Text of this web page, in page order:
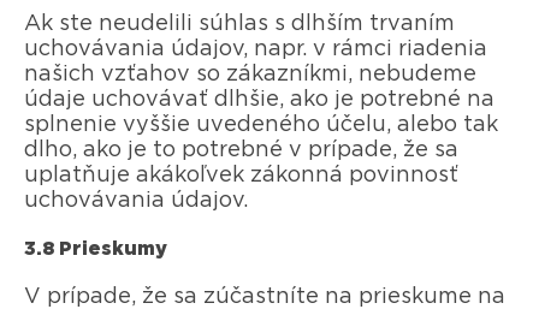
Ak ste neudelili súhlas s dlhším trvaním
uchovávania údajov, napr. v rámci riadenia
našich vzťahov so zákazníkmi, nebudeme
údaje uchovávať dlhšie, ako je potrebné na
splnenie vyššie uvedeného účelu, alebo tak
dlho, ako je to potrebné v prípade, že sa
uplatňuje akákoľvek zákonná povinnosť
uchovávania údajov.
3.8 Prieskumy
V prípade, že sa zúčastníte na prieskume na